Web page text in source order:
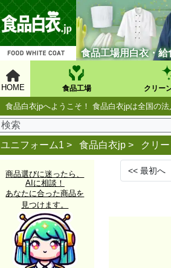
食品工場用白衣・
HOME 食品工場 クリー
食品白衣jpへようこそ！ 食品白衣jpは全国の
ユニフォーム1 > 食品白衣jp > クリ
商品選びに迷ったら、
AIに相談！
あなたに合った商品を
見つけます。
<< 最初へ